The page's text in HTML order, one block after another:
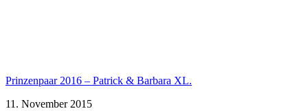
Prinzenpaar 2016 – Patrick & Barbara XL.
11. November 2015